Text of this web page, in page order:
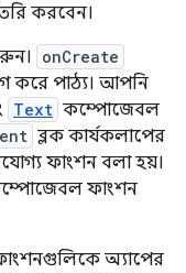
করবেন।
onCreate
করে পাঠ্য। আপনি
Text কম্পোজেবল
ব্লক কার্যকলাপের
ফাংশন বলা হয়।
ফাংশন
অ্যাপের